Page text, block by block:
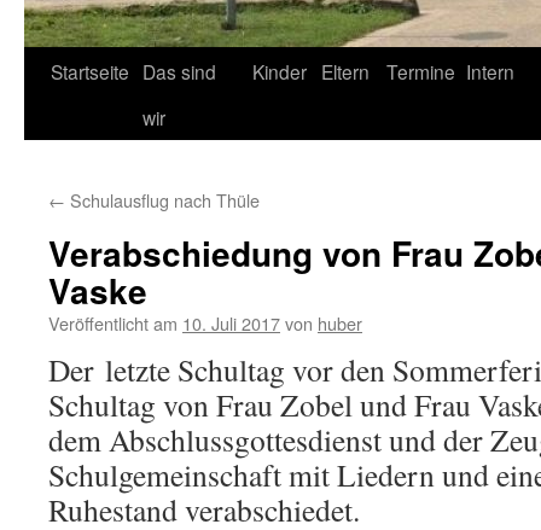
Startseite Das sind
wir
Kinder Eltern Termine Intern
← Schulausflug nach Thüle
Verabschiedung von Frau
Vaske
Veröffentlicht am 10. Juli 2017von huber
Der letzte Schultag vor den
Schultag von Frau Zobel und Frau
dem Abschlussgottesdienst und der
Schulgemeinschaft mit Liedern und
Ruhestand verabschiedet.